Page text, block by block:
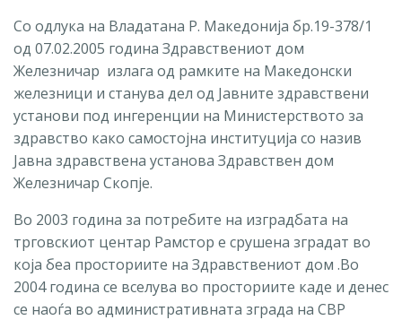
Со одлука на Владатана Р. Македонија бр.19-378/1
од 07.02.2005 година Здравствениот дом
Железничар излага од рамките на Македонски
железници и станува дел од Јавните здравствени
установи под ингеренции на Министерството за
здравство како самостојна институција со назив
Јавна здравствена установа Здравствен дом
Железничар Скопје.
Во 2003 година за потребите на изградбата на
трговскиот центар Рамстор е срушена зградат во
која беа просториите на Здравствениот дом .Во
2004 година се вселува во просториите каде и денес
се наоѓа во административната зграда на СВР